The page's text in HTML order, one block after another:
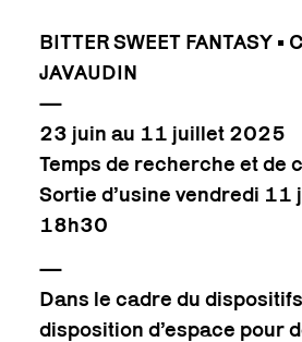
BITTER SWEET FANTASY •
JAVAUDIN
—
23 juin au 11 juillet 2025
Temps de recherche et de
Sortie d’usine vendredi
18h30
—
Dans le cadre du
disposition d’espace pour